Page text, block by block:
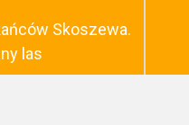
Skoszewa.
las